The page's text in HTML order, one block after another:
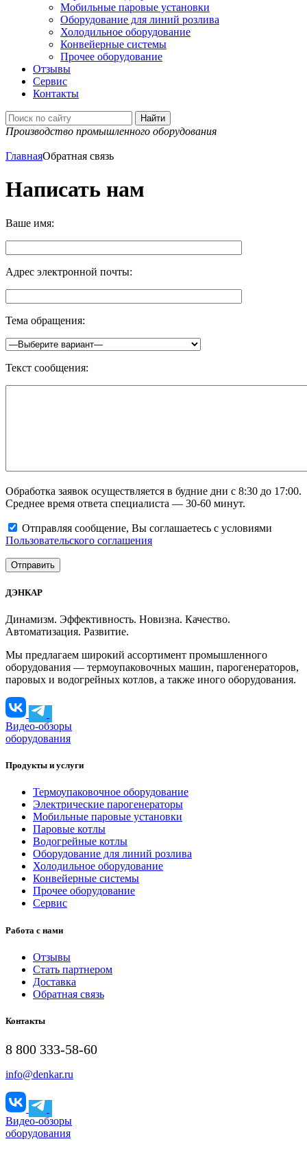
Мобильные паровые установки
Оборудование для линий розлива
Холодильное оборудование
Конвейерные системы
Прочее оборудование
Отзывы
Сервис
Контакты
Производство промышленного оборудования
ГлавнаяОбратная связь
Написать нам
Ваше имя:
Адрес электронной почты:
Тема обращения:
Текст сообщения:
Обработка заявок осуществляется в будние дни с 8:30 до 17:00.
Среднее время ответа специалиста — 30-60 минут.
Отправляя сообщение, Вы соглашаетесь с условиями
Пользовательского соглашения
ДЭНКАР
Динамизм. Эффективность. Новизна. Качество.
Автоматизация. Развитие.
Мы предлагаем широкий ассортимент промышленного
оборудования — термоупаковочных машин, парогенераторов,
паровых и водогрейных котлов, а также иного оборудования.
Видео-обзоры
оборудования
Продукты и услуги
Термоупаковочное оборудование
Электрические парогенераторы
Мобильные паровые установки
Паровые котлы
Водогрейные котлы
Оборудование для линий розлива
Холодильное оборудование
Конвейерные системы
Прочее оборудование
Сервис
Работа с нами
Отзывы
Стать партнером
Доставка
Обратная связь
Контакты
8 800 333-58-60
info@denkar.ru
Видео-обзоры
оборудования